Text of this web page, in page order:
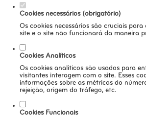
Cookies necessários (obrigatório)
Os cookies necessários são cruciais para
site e o site não funcionará da maneira
Cookies Analíticos
Os cookies analíticos são usados para
visitantes interagem com o site. Esses
informações sobre as métricas do
rejeição, origem do tráfego, etc.
Cookies Funcionais